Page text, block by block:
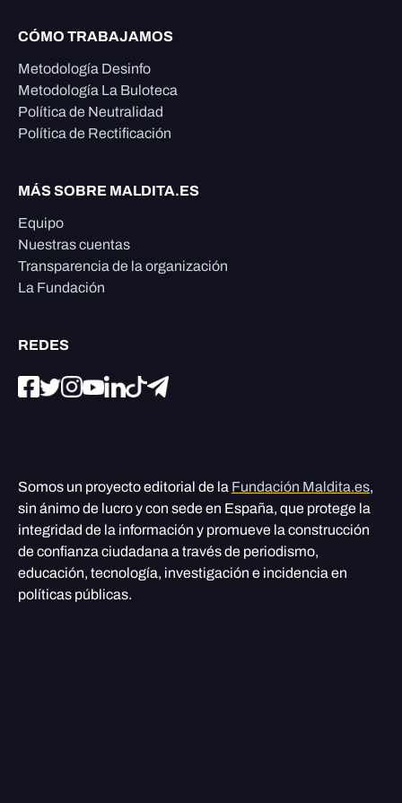
CÓMO TRABAJAMOS
Metodología Desinfo
Metodología La Buloteca
Política de Neutralidad
Política de Rectificación
MÁS SOBRE MALDITA.ES
Equipo
Nuestras cuentas
Transparencia de la organización
La Fundación
REDES
Somos un proyecto editorial de la Fundación Maldita.es,
sin ánimo de lucro y con sede en España, que protege la
integridad de la información y promueve la construcción
de confianza ciudadana a través de periodismo,
educación, tecnología, investigación e incidencia en
políticas públicas.